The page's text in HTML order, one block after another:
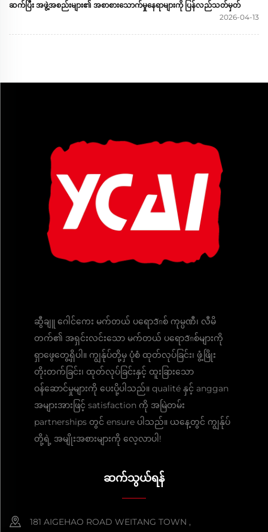
ဆက်ပြီး အဖွဲ့အစည်းများ၏ အစာစားသောက်မှုနေရာများကို ပြန်လည်သတ်မှတ်
2026-04-13
ဆွီချူ ဂေါင်ကေး မက်တယ် ပရောဒักစ် ကုမ္ပဏီ၊ လီမိ
တက်၏ အရှင်းလင်းသော မက်တယ် ပရောဒักစ်များကို
ရှာဖွေတွေ့ရှိပါ။ ကျွန်ုပ်တို့မှ ပုံစံ ထုတ်လုပ်ခြင်း၊ ဖွံ့ဖြိုး
တိုးတက်ခြင်း၊ ထုတ်လုပ်ခြင်းနှင့် ထူးခြားသော
ဝန်ဆောင်မှုများကို ပေးပို့ပါသည်။ qualité နှင့် anggan
အများအားဖြင့် satisfaction ကို အမြဲတမ်း
partnerships တွင် ensure ပါသည်။ ယနေ့တွင် ကျွန်ုပ်
တို့ရဲ့ အမျိုးအစားများကို လေ့လာပါ!
ဆက်သွယ်ရန်
181 AIGEHAO ROAD WEITANG TOWN ,